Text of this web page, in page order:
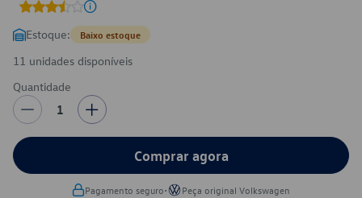
Estoque: Baixo estoque
11 unidades disponíveis
Quantidade
1
Comprar agora
Pagamento seguro• Peça original Volkswagen